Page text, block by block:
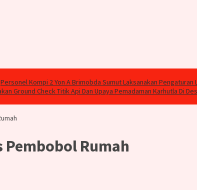
Personel Kompi 2 Yon A Brimobda Sumut Laksanakan Pengaturan
Ground Check Titik Api Dan Upaya Pemadaman Karhutla Di
Rumah